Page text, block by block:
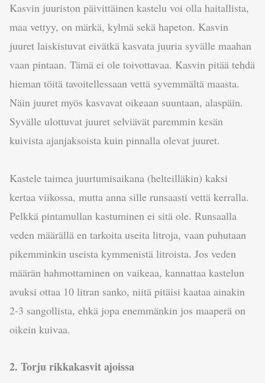
Kasvin juuriston päivittäinen kastelu voi olla haitallista,
maa vettyy, on märkä, kylmä sekä hapeton. Kasvin
juuret laiskistuvat eivätkä kasvata juuria syvälle maahan
vaan pintaan. Tämä ei ole toivottavaa. Kasvin pitää tehdä
hieman töitä tavoitellessaan vettä syvemmältä maasta.
Näin juuret myös kasvavat oikeaan suuntaan, alaspäin.
Syvälle ulottuvat juuret selviävät paremmin kesän
kuivista ajanjaksoista kuin pinnalla olevat juuret.
Kastele taimea juurtumisaikana (helteilläkin) kaksi
kertaa viikossa, mutta anna sille runsaasti vettä kerralla.
Pelkkä pintamullan kastuminen ei sitä ole. Runsaalla
veden määrällä en tarkoita useita litroja, vaan puhutaan
pikemminkin useista kymmenistä litroista. Jos veden
määrän hahmottaminen on vaikeaa, kannattaa kastelun
avuksi ottaa 10 litran sanko, niitä pitäisi kaataa ainakin
2-3 sangollista, ehkä jopa enemmänkin jos maaperä on
oikein kuivaa.
2. Torju rikkakasvit ajoissa